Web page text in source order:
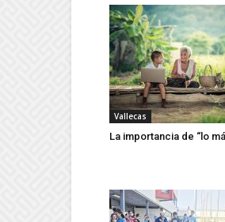
Vallecas
La importancia de “lo